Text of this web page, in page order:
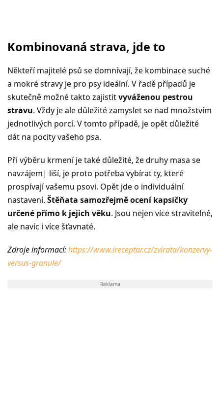
Kombinovaná strava, jde to
Někteří majitelé psů se domnívají, že kombinace suché
a mokré stravy je pro psy ideální. V řadě případů je
skutečně možné takto zajistitvyváženou pestrou
stravu. Vždy je ale důležité zamyslet se nad množstvím
jednotlivých porcí. V tomto případě, je opět důležité
dát na pocity vašeho psa.
Při výběru krmení je také důležité, že druhy masa se
navzájem| liší, je proto potřeba vybírat ty, které
prospívají vašemu psovi. Opět jde o individuální
nastavení. Štěňata samozřejmě ocení kapsičky
určené přímo k jejich věku. Jsou nejen více stravitelné,
ale navíc i více šťavnaté.
Zdroje informací:https://www.ireceptar.cz/zvirata/konzervy-
versus-granule/
Reklama